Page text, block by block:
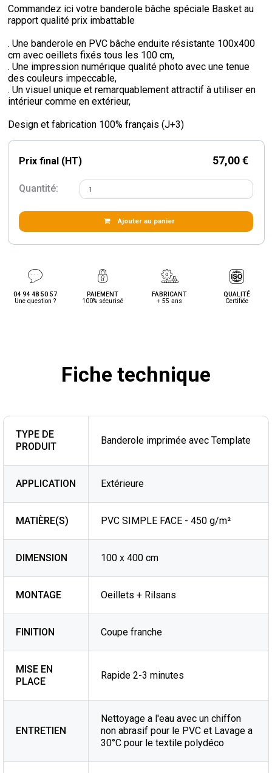
Commandez ici votre banderole bâche spéciale Basket au
rapport qualité prix imbattable
. Une banderole en PVC bâche enduite résistante 100x400
cm avec oeillets fixés tous les 100 cm,
. Une impression numérique qualité photo avec une tenue
des couleurs impeccable,
. Un visuel unique et remarquablement attractif à utiliser en
intérieur comme en extérieur,
Design et fabrication 100% français (J+3)
Prix final (HT) 57,00 €
Quantité:
Ajouter au panier
04 94 48 50 57
Une question ?
PAIEMENT
100% sécurisé
FABRICANT
+ 55 ans
QUALITÉ
Certifiée
Fiche technique
TYPE DE
PRODUIT
Banderole imprimée avec Template
APPLICATION Extérieure
MATIÈRE(S) PVC SIMPLE FACE - 450 g/m²
DIMENSION 100 x 400 cm
MONTAGE Oeillets + Rilsans
FINITION Coupe franche
MISE EN
PLACE
Rapide 2-3 minutes
ENTRETIEN
Nettoyage a l'eau avec un chiffon
non abrasif pour le PVC et Lavage a
30°C pour le textile polydéco